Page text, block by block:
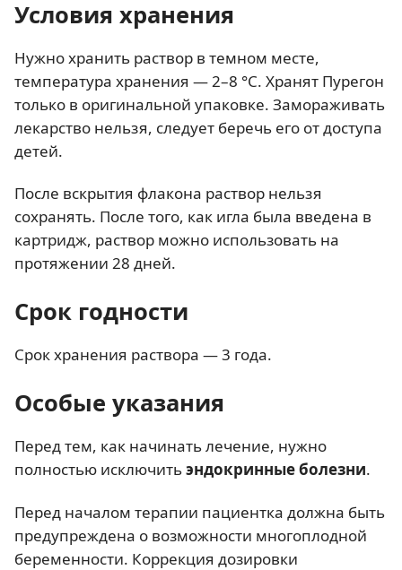
Условия хранения
Нужно хранить раствор в темном месте,
температура хранения — 2–8 °C. Хранят Пурегон
только в оригинальной упаковке. Замораживать
лекарство нельзя, следует беречь его от доступа
детей.
После вскрытия флакона раствор нельзя
сохранять. После того, как игла была введена в
картридж, раствор можно использовать на
протяжении 28 дней.
Срок годности
Срок хранения раствора — 3 года.
Особые указания
Перед тем, как начинать лечение, нужно
полностью исключитьэндокринные болезни.
Перед началом терапии пациентка должна быть
предупреждена о возможности многоплодной
беременности. Коррекция дозировки